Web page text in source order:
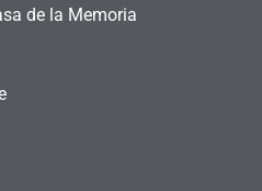
de la Memoria